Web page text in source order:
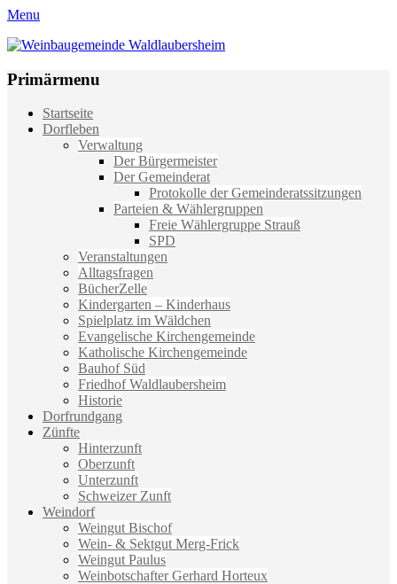
Menu
Weinbaugemeinde Waldlaubersheim
Primärmenu
Weiter
zum
Startseite
Dorfleben
Verwaltung
Der Bürgermeister
Der Gemeinderat
Protokolle der Gemeinderatssitzungen
Parteien & Wählergruppen
Freie Wählergruppe Strauß
SPD
Veranstaltungen
Alltagsfragen
BücherZelle
Kindergarten – Kinderhaus
Spielplatz im Wäldchen
Evangelische Kirchengemeinde
Katholische Kirchengemeinde
Bauhof Süd
Friedhof Waldlaubersheim
Historie
Dorfrundgang
Zünfte
Hinterzunft
Oberzunft
Unterzunft
Schweizer Zunft
Weindorf
Weingut Bischof
Wein- & Sektgut Merg-Frick
Weingut Paulus
Weinbotschafter Gerhard Horteux